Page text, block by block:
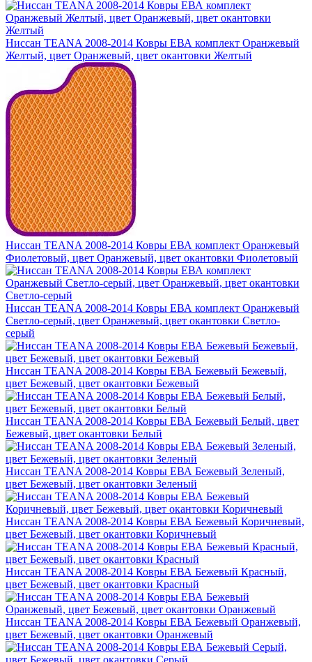
Ниссан TEANA 2008-2014 Ковры ЕВА комплект Оранжевый
Желтый, цвет Оранжевый, цвет окантовки Желтый
Ниссан TEANA 2008-2014 Ковры ЕВА комплект Оранжевый
Фиолетовый, цвет Оранжевый, цвет окантовки Фиолетовый
Ниссан TEANA 2008-2014 Ковры ЕВА комплект Оранжевый
Светло-серый, цвет Оранжевый, цвет окантовки Светло-
серый
Ниссан TEANA 2008-2014 Ковры ЕВА Бежевый Бежевый,
цвет Бежевый, цвет окантовки Бежевый
Ниссан TEANA 2008-2014 Ковры ЕВА Бежевый Белый, цвет
Бежевый, цвет окантовки Белый
Ниссан TEANA 2008-2014 Ковры ЕВА Бежевый Зеленый,
цвет Бежевый, цвет окантовки Зеленый
Ниссан TEANA 2008-2014 Ковры ЕВА Бежевый Коричневый,
цвет Бежевый, цвет окантовки Коричневый
Ниссан TEANA 2008-2014 Ковры ЕВА Бежевый Красный,
цвет Бежевый, цвет окантовки Красный
Ниссан TEANA 2008-2014 Ковры ЕВА Бежевый Оранжевый,
цвет Бежевый, цвет окантовки Оранжевый